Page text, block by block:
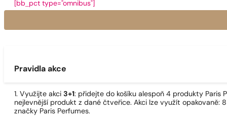
[bb_pct type="omnibus"]
Pravidla akce
1. Využijte akci 3+1: přidejte do košíku alespoň 4 produkty
nejlevnější produkt z dané čtveřice. Akci lze využít opakovaně:
značky Paris Perfumes.